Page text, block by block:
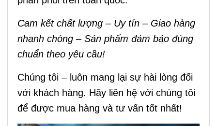
Cam kết chất lượng – Uy tín – Giao hàng
nhanh chóng – Sản phẩm đảm bảo đúng
chuẩn theo yêu cầu!
Chúng tôi – luôn mang lại sự hài lòng đối
với khách hàng. Hãy liên hệ với chúng tôi
để được mua hàng và tư vấn tốt nhất!